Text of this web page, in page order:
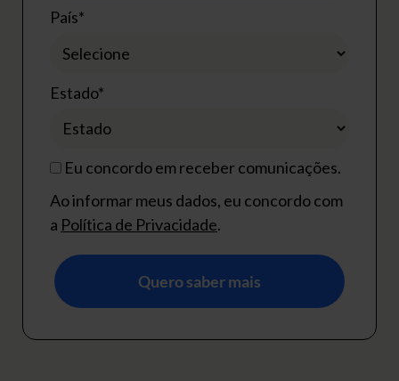
País*
Estado*
Eu concordo em receber comunicações.
Ao informar meus dados, eu concordo com
a Política de Privacidade.
Quero saber mais